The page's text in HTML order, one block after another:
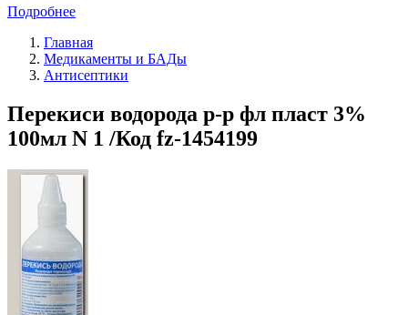
Подробнее
Главная
Медикаменты и БАДы
Антисептики
Перекиси водорода р-р фл пласт 3%
100мл N 1 /Код fz-1454199